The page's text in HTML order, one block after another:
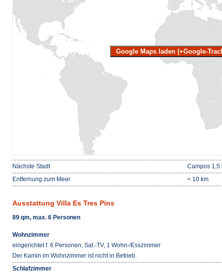
Google Maps laden (+Google-
Nächste Stadt
Campos 1,5
Entfernung zum Meer
< 10 km
Ausstattung Villa Es Tres Pins
89 qm, max. 6 Personen
Wohnzimmer
eingerichtet f. 6 Personen, Sat.-TV, 1 Wohn-/Esszimmer
Der Kamin im Wohnzimmer ist nicht in Betrieb.
Schlafzimmer